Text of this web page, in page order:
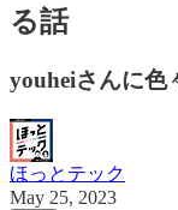
る話
youheiさんに色
ほっとテック
May 25, 2023